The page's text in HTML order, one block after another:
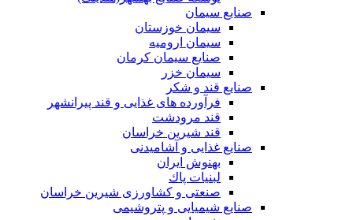
صنایع سیمان
سیمان خوزستان
سیمان ارومیه
صنایع سیمان کرمان
سیمان خزر
صنایع قند و شکر
فرآورده های غذایی و قند پیرانشهر
قند مرودشت
قند شیرین خراسان
صنایع غذايی و آشاميدنی
بهنوش ایران
لبنيات پاك
صنعتی و کشاورزی شیرین خراسان
صنایع شیمیایی و پتروشیمی